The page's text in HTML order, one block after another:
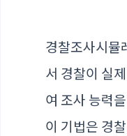
경찰조사시뮬
서 경찰이 실
여 조사 능력
이 기법은 경